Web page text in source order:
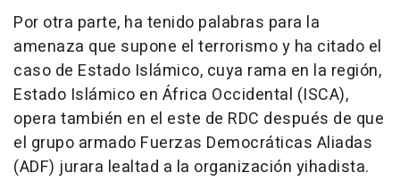
Por otra parte, ha tenido palabras para la
amenaza que supone el terrorismo y ha citado el
caso de Estado Islámico, cuya rama en la región,
Estado Islámico en África Occidental (ISCA),
opera también en el este de RDC después de que
el grupo armado Fuerzas Democráticas Aliadas
(ADF) jurara lealtad a la organización yihadista.